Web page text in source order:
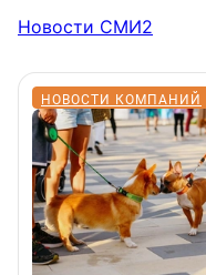
Новости СМИ2
НОВОСТИ КОМПАНИЙ